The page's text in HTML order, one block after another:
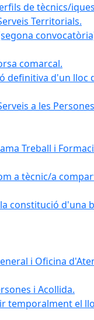
de tècnics/
Territorials.
comarcal.
definitiva d'un lloc
a les
Treball i
a tècnic/a
constitució d'una
i Oficina
i Acollida.
temporalment el